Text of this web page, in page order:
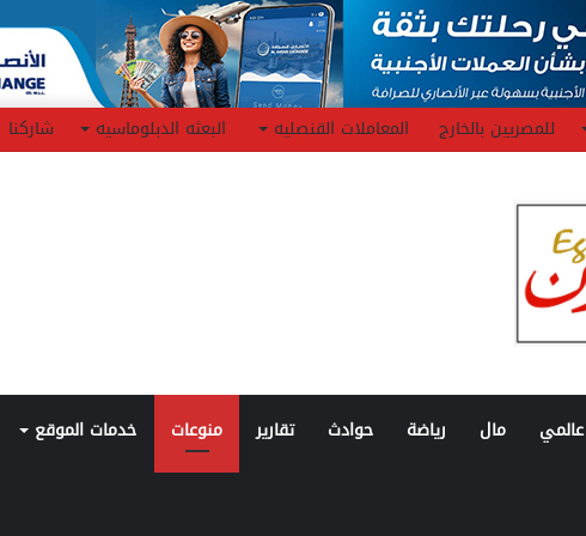
للمصريين بالخارج المعاملات القنصليه البعثه الدبلوماسيه شاركنا
عالمي مال رياضة حوادث تقارير منوعات خدمات الموقع